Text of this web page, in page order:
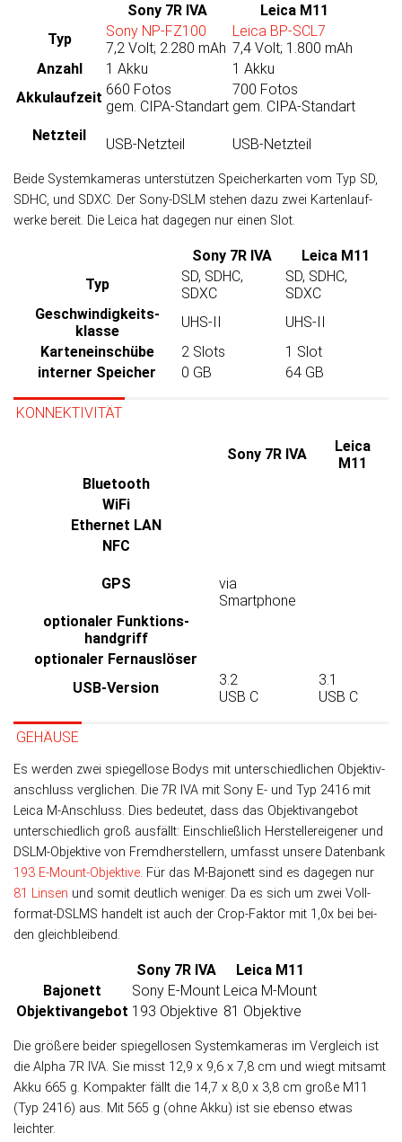
Sony 7R IVA
Leica M11
Typ
Sony NP-FZ100
7,2 Volt; 2.280 mAh
Leica BP-SCL7
7,4 Volt; 1.800 mAh
Anzahl
1 Akku
1 Akku
Akku­laufzeit 660 Fotos
gem. CIPA-Standart
700 Fotos
gem. CIPA-Standart
Netzteil
USB-Netzteil USB-Netzteil
Beide Systemkameras unter­stüt­zen Spei­cher­kar­ten vom Typ SD,
SDHC, und SDXC. Der Sony-DSLM stehen dazu zwei Karten­lauf­
werke bereit. Die Leica hat da­ge­gen nur einen Slot.
Sony 7R IVA
Leica M11
Typ
SD, SDHC,
SDXC
SD, SDHC,
SDXC
Geschwindig­keits­
klasse
UHS-II
UHS-II
Karten­einschübe
2 Slots
1 Slot
interner Speicher
0 GB 64 GB
KONNEKTIVITÄT
Sony 7R IVA
Leica
M11
Bluetooth
WiFi
Ethernet LAN
NFC
GPS
via
Smartphone
optionaler Funktions­
handgriff
optionaler Fernauslöser
USB-Version
3.2
USB C
3.1
USB C
GEHÄUSE
Es werden zwei spiegellose Bodys mit un­ter­schied­lichen Objek­tiv­
an­schluss ver­glichen. Die 7R IVA mit Sony E- und Typ 2416 mit
Leica M-An­schluss. Dies be­deu­tet, dass das Objek­tiv­an­ge­bot
unter­schied­lich groß aus­fällt: Ein­schließ­lich Her­stel­ler­ei­ge­ner und
DSLM-Objek­tive von Fremd­her­stellern, um­fasst unsere Daten­bank
193 E-Mount-Objek­tive. Für das M-Bajo­nett sind es da­ge­gen nur
81 Lin­sen und so­mit deut­lich weni­ger. Da es sich um zwei Voll­
format-DSLMS han­delt ist auch der Crop-Faktor mit 1,0x bei bei­
den gleich­bleibend.
Sony 7R IVA
Leica M11
Bajonett
Sony E-Mount Leica M-Mount
Objektiv­angebot 193 Objektive 81 Objektive
Die größere beider spiegel­losen System­kameras im Ver­gleich ist
die Alpha 7R IVA. Sie misst 12,9 x 9,6 x 7,8 cm und wiegt mit­samt
Akku 665 g. Kom­pak­ter fällt die 14,7 x 8,0 x 3,8 cm große M11
(Typ 2416) aus. Mit 565 g (ohne Akku) ist sie eben­so etwas
leichter.